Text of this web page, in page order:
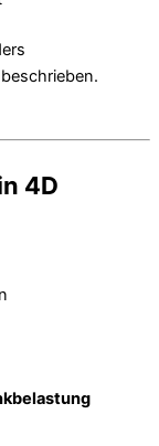
beschrieben.
4D